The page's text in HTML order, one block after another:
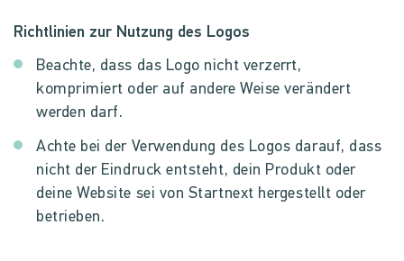
Richtlinien zur Nutzung des Logos
Beachte, dass das Logo nicht verzerrt,
komprimiert oder auf andere Weise verändert
werden darf.
Achte bei der Verwendung des Logos darauf, dass
nicht der Eindruck entsteht, dein Produkt oder
deine Website sei von Startnext hergestellt oder
betrieben.